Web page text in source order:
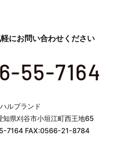
にお問い合わせください
ハルブランド
県刈谷市小垣江町西王地65
7164 FAX:0566-21-8784